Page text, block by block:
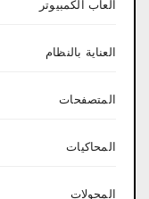
العاب الكمبيوتر
العناية بالنظام
المتصفحات
المحاكيات
المحولات